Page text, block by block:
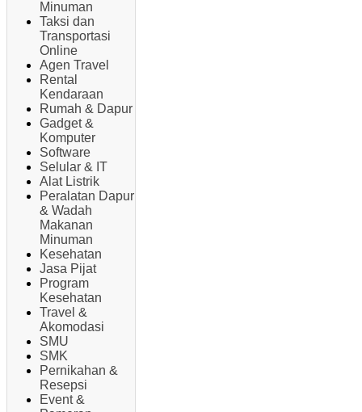
Minuman
Taksi dan
Transportasi
Online
Agen Travel
Rental
Kendaraan
Rumah & Dapur
Gadget &
Komputer
Software
Selular & IT
Alat Listrik
Peralatan Dapur
& Wadah
Makanan
Minuman
Kesehatan
Jasa Pijat
Program
Kesehatan
Travel &
Akomodasi
SMU
SMK
Pernikahan &
Resepsi
Event &